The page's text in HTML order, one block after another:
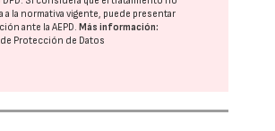
a la normativa vigente, puede presentar
ante laAEPD. Más información:
Protección de Datos